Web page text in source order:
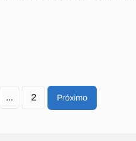
... 2 Próximo